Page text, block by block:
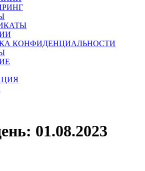
КОНФИДЕНЦИАЛЬНОСТИ
01.08.2023